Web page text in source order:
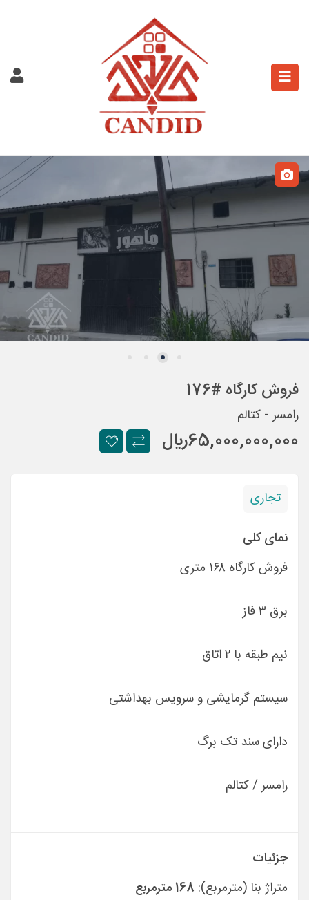
فروش کارگاه #176
رامسر - کتالم
65,000,000,000ريال
تجاری
نمای کلی
فروش کارگاه ۱۶۸ متری
برق ۳ فاز
نیم طبقه با ۲ اتاق
سیستم گرمایشی و سرویس بهداشتی
دارای سند تک برگ
رامسر / کتالم
جزئیات
متراژ بنا (مترمربع): 168 مترمربع